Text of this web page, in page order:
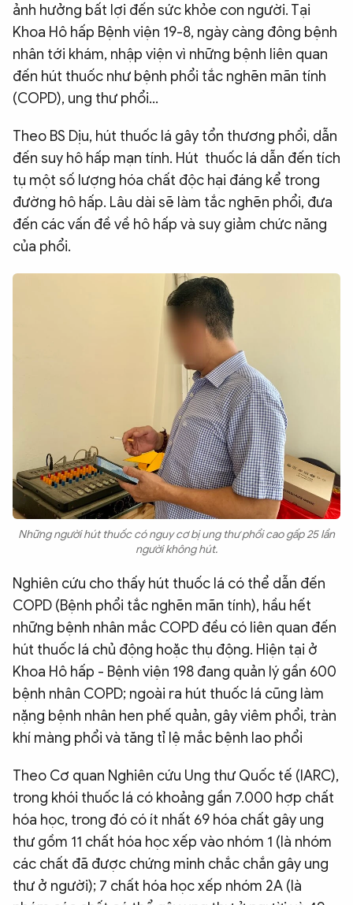
ĐA PHƯƠNG TIỆN
eMagazine
Podcast
Video
Infographic
Chuyên trangAn ninh thế giớiVăn nghệ Công an
Chuyên đề
ảnh hưởng bất lợi đến sức khỏe con người. Tại
Khoa Hô hấp Bệnh viện 19-8, ngày càng đông bệnh
nhân tới khám, nhập viện vì những bệnh liên quan
đến hút thuốc như bệnh phổi tắc nghẽn mãn tính
(COPD), ung thư phổi…
Theo BS Dịu, hút thuốc lá gây tổn thương phổi, dẫn
đến suy hô hấp mạn tính. Hút thuốc lá dẫn đến tích
tụ một số lượng hóa chất độc hại đáng kể trong
đường hô hấp. Lâu dài sẽ làm tắc nghẽn phổi, đưa
đến các vấn đề về hô hấp và suy giảm chức năng
của phổi.
Những người hút thuốc có nguy cơ bị ung thư phổi cao gấp 25 lần
người không hút.
Nghiên cứu cho thấy hút thuốc lá có thể dẫn đến
COPD (Bệnh phổi tắc nghẽn mãn tính), hầu hết
những bệnh nhân mắc COPD đều có liên quan đến
hút thuốc lá chủ động hoặc thụ động. Hiện tại ở
Khoa Hô hấp - Bệnh viện 198 đang quản lý gần 600
bệnh nhân COPD; ngoài ra hút thuốc lá cũng làm
nặng bệnh nhân hen phế quản, gây viêm phổi, tràn
khí màng phổi và tăng tỉ lệ mắc bệnh lao phổi
Theo Cơ quan Nghiên cứu Ung thư Quốc tế (IARC),
trong khói thuốc lá có khoảng gần 7.000 hợp chất
hóa học, trong đó có ít nhất 69 hóa chất gây ung
thư gồm 11 chất hóa học xếp vào nhóm 1 (là nhóm
các chất đã được chứng minh chắc chắn gây ung
thư ở người); 7 chất hóa học xếp nhóm 2A (là